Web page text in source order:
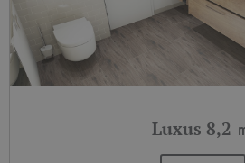
Luxus 8,2